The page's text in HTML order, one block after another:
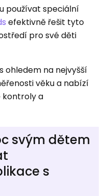
používat speciální
efektivně řešit tyto
pro své děti
ohledem na nejvyšší
věku a nabízí
kontroly a
svým dětem
s